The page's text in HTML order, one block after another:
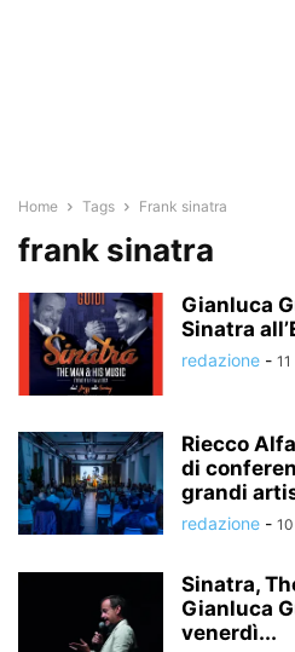
Home Tags Frank sinatra
frank sinatra
Gianluca
Sinatra
redazione -
Riecco
di
grandi
redazione -
Sinatra,
Gianluca
venerdì...